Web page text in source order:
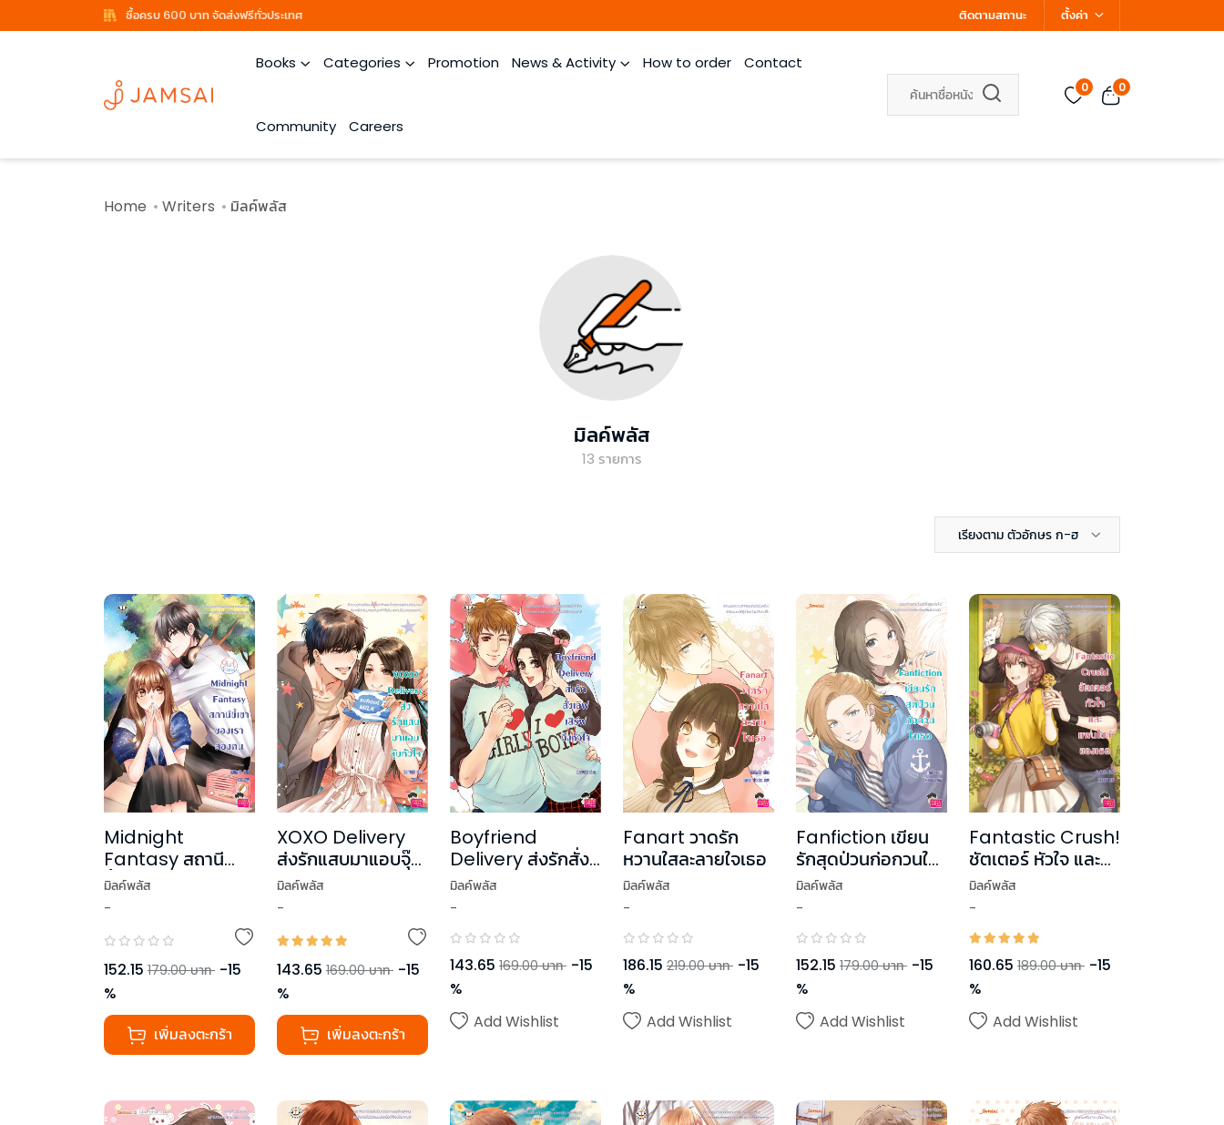
ซื้อครบ 600 บาท จัดส่งฟรีทั่วประเทศ ติดตามสถานะ ตั้งค่า
Books Categories Promotion News & Activity How to order Contact
Community Careers
0 0
Home Writers มิลค์พลัส
มิลค์พลัส
13 รายการ
เรียงตาม ตัวอักษร ก-ฮ
Midnight
Fantasy สถานี
ขี้เซาของเราสองคน
มิลค์พลัส
-
152.15 179.00 บาท -15
%
เพิ่มลงตะกร้า
XOXO Delivery
ส่งรักแสบมาแอบจุ๊บ
หัวใจ
มิลค์พลัส
-
143.65 169.00 บาท -15
%
เพิ่มลงตะกร้า
Boyfriend
Delivery ส่งรักสั่ง
เลิฟ เสิร์ฟถึงหัวใจ
มิลค์พลัส
-
143.65 169.00 บาท -15
%
Add Wishlist
Fanart วาดรัก
หวานใสละลายใจเธอ
มิลค์พลัส
-
186.15 219.00 บาท -15
%
Add Wishlist
Fanfiction เขียน
รักสุดป่วนก่อกวนใจ
เธอ
มิลค์พลัส
-
152.15 179.00 บาท -15
%
Add Wishlist
Fantastic Crush!
ชัตเตอร์ หัวใจ และ
แฟนไซต์ของเธอ
มิลค์พลัส
-
160.65 189.00 บาท -15
%
Add Wishlist